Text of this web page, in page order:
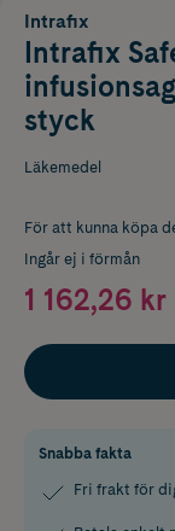
Intrafix
Intrafix
styck
Läkemedel
För att kunna köpa
Ingår ej i förmån
1 162,26 kr
Snabba fakta
Fri frakt för